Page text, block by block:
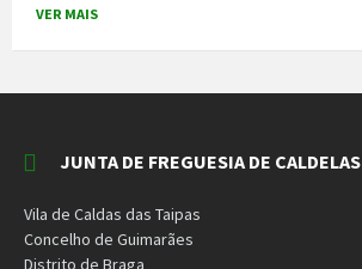
VER MAIS
JUNTA DE FREGUESIA DE CALDELAS
Vila de Caldas das Taipas
Concelho de Guimarães
Distrito de Braga